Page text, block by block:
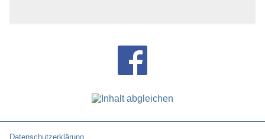
Datenschutzerklärung